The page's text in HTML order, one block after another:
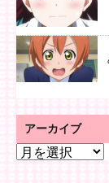
アーカイブ
ア